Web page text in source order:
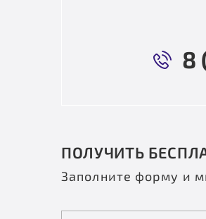
8
ПОЛУЧИТЬ
Заполните форму и